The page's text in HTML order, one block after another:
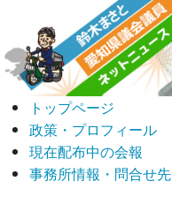
トップページ
政策・プロフィール
現在配布中の会報
事務所情報・問合せ先